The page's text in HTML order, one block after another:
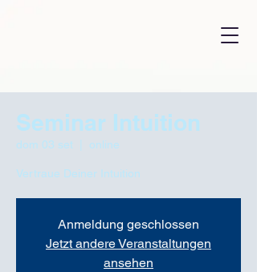
Seminar Intuition
dom 03 set online
Vertraue Deiner Intuition
Anmeldung geschlossen
Jetzt andere Veranstaltungen
ansehen